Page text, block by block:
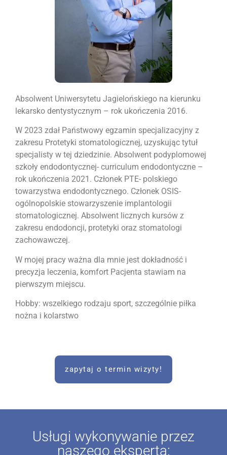
Absolwent Uniwersytetu Jagielońskiego na kierunku
lekarsko dentystycznym – rok ukończenia 2016.
W 2023 zdał Państwowy egzamin specjalizacyjny z
zakresu Protetyki stomatologicznej, uzyskując tytuł
specjalisty w tej dziedzinie. Absolwent podyplomowej
szkoły endodontycznej- curriculum endodontyczne –
rok ukończenia 2021. Członek PTE- polskiego
towarzystwa endodontycznego. Członek OSIS-
ogólnopolskie stowarzyszenie implantologii
stomatologicznej. Absolwent licznych kursów z
zakresu endodoncji, protetyki oraz stomatologi
zachowawczej.
W mojej pracy ważna dla mnie jest dokładność i
precyzja leczenia, komfort Pacjenta stawiam na
pierwszym miejscu.
Hobby: wszelkiego rodzaju sport, szczególnie piłka
nożna i kolarstwo
zapytaj o termin wizyty!
Usługi wykonywanie przez
naszego eksperta: